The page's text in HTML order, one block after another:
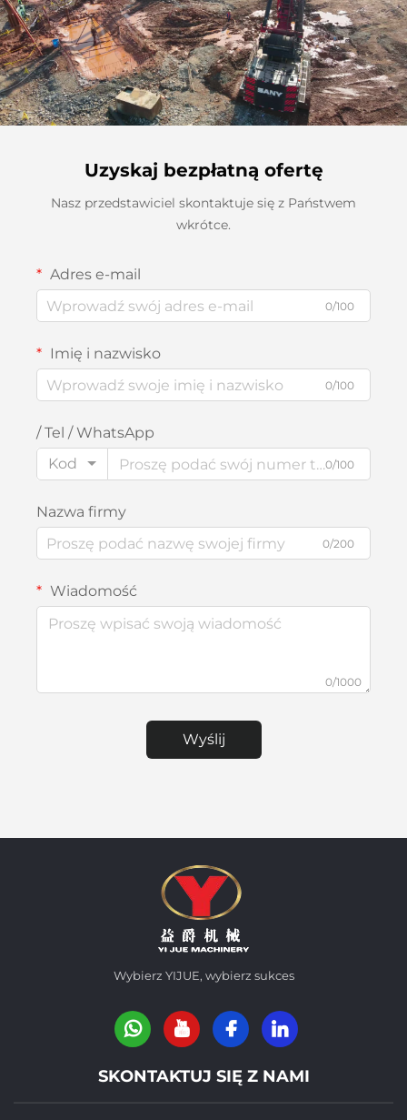
Uzyskaj bezpłatną ofertę
Nasz przedstawiciel skontaktuje się z Państwem
wkrótce.
Adres e-mail
0/100
Imię i nazwisko
0/100
/ Tel / WhatsApp
Kod
0/100
Nazwa firmy
0/200
Wiadomość
0/1000
Wyślij
Wybierz YIJUE, wybierz sukces
SKONTAKTUJ SIĘ Z NAMI